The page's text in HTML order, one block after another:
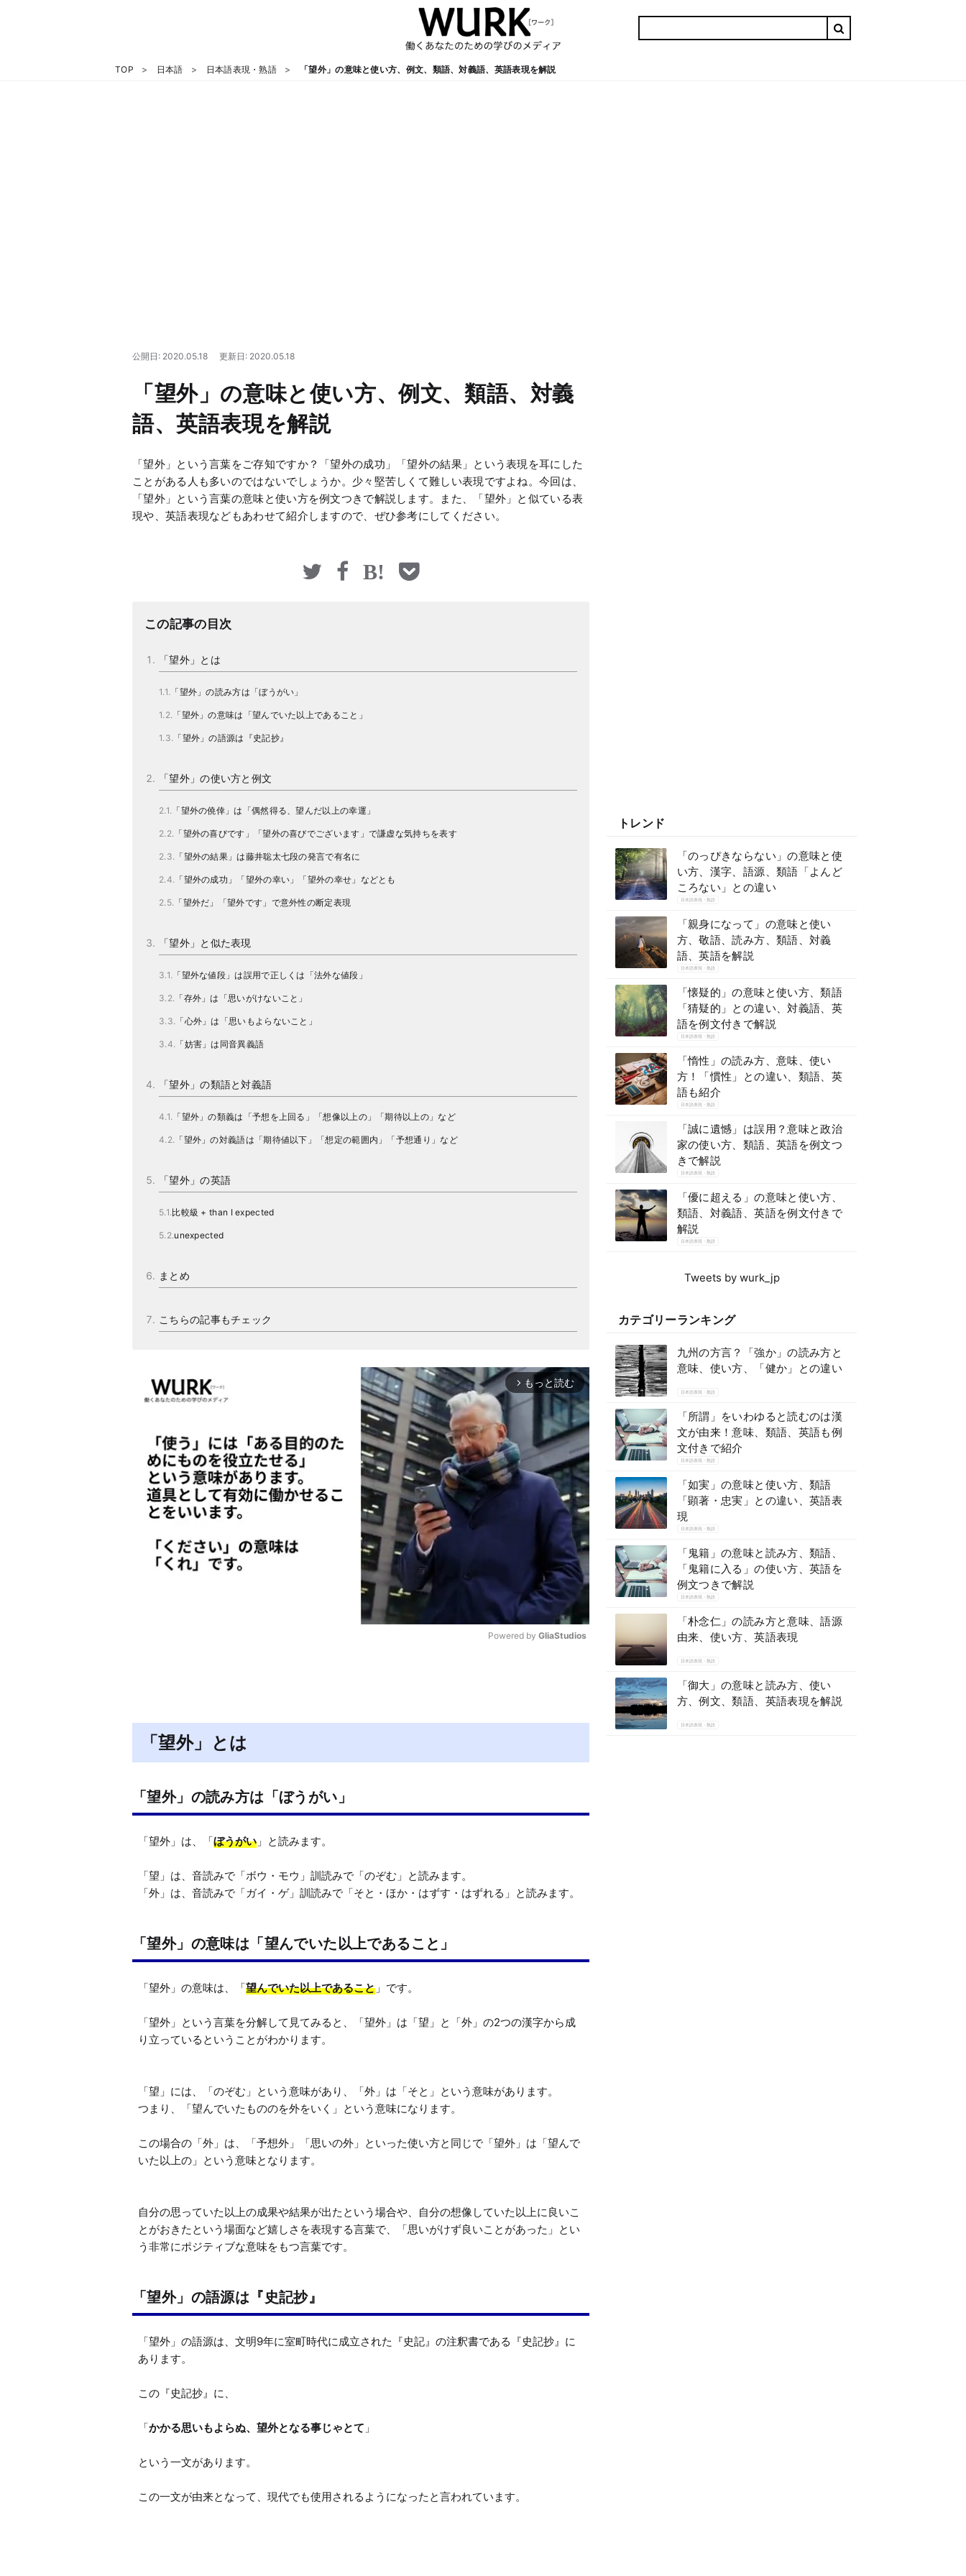
TOP 日本語 日本語表現・熟語 「望外」の意味と使い方、例文、類語、対義語、英語表現を解説
公開日: 2020.05.18 更新日: 2020.05.18
「望外」の意味と使い方、例文、類語、対義
語、英語表現を解説
「望外」という言葉をご存知ですか？「望外の成功」「望外の結果」という表現を耳にした
ことがある人も多いのではないでしょうか。少々堅苦しくて難しい表現ですよね。今回は、
「望外」という言葉の意味と使い方を例文つきで解説します。また、「望外」と似ている表
現や、英語表現などもあわせて紹介しますので、ぜひ参考にしてください。
この記事の目次
「望外」とは
「望外」の読み方は「ぼうがい」
「望外」の意味は「望んでいた以上であること」
「望外」の語源は『史記抄』
「望外」の使い方と例文
「望外の僥倖」は「偶然得る、望んだ以上の幸運」
「望外の喜びです」「望外の喜びでございます」で謙虚な気持ちを表す
「望外の結果」は藤井聡太七段の発言で有名に
「望外の成功」「望外の幸い」「望外の幸せ」などとも
「望外だ」「望外です」で意外性の断定表現
「望外」と似た表現
「望外な値段」は誤用で正しくは「法外な値段」
「存外」は「思いがけないこと」
「心外」は「思いもよらないこと」
「妨害」は同音異義語
「望外」の類語と対義語
「望外」の類義は「予想を上回る」「想像以上の」「期待以上の」など
「望外」の対義語は「期待値以下」「想定の範囲内」「予想通り」など
「望外」の英語
比較級 + than I expected
unexpected
まとめ
こちらの記事もチェック
arrow_forward_ios もっと読む
Powered by GliaStudios
「望外」とは
「望外」の読み方は「ぼうがい」
「望外」は、「ぼうがい 」と読みます。
「望」は、音読みで「ボウ・モウ」訓読みで「のぞむ」と読みます。
「外」は、音読みで「ガイ・ゲ」訓読みで「そと・ほか・はずす・はずれる」と読みます。
「望外」の意味は「望んでいた以上であること」
「望外」の意味は、「望んでいた以上であること 」です。
「望外」という言葉を分解して見てみると、「望外」は「望」と「外」の2つの漢字から成
り立っているということがわかります。
「望」には、「のぞむ」という意味があり、「外」は「そと」という意味があります。
つまり、「望んでいたもののを外をいく」という意味になります。
この場合の「外」は、「予想外」「思いの外」といった使い方と同じで「望外」は「望んで
いた以上の」という意味となります。
自分の思っていた以上の成果や結果が出たという場合や、自分の想像していた以上に良いこ
とがおきたという場面など嬉しさを表現する言葉で、「思いがけず良いことがあった」とい
う非常にポジティブな意味をもつ言葉です。
「望外」の語源は『史記抄』
「望外」の語源は、文明9年に室町時代に成立された『史記』の注釈書である『史記抄』に
あります。
この『史記抄』に、
「かかる思いもよらぬ、望外となる事じゃとて 」
という一文があります。
この一文が由来となって、現代でも使用されるようになったと言われています。
トレンド
「のっぴきならない」の意味と使
い方、漢字、語源、類語「よんど
ころない」との違い
日本語表現・熟語
「親身になって」の意味と使い
方、敬語、読み方、類語、対義
語、英語を解説
日本語表現・熟語
「懐疑的」の意味と使い方、類語
「猜疑的」との違い、対義語、英
語を例文付きで解説
日本語表現・熟語
「惰性」の読み方、意味、使い
方！「慣性」との違い、類語、英
語も紹介
日本語表現・熟語
「誠に遺憾」は誤用？意味と政治
家の使い方、類語、英語を例文つ
きで解説
日本語表現・熟語
「優に超える」の意味と使い方、
類語、対義語、英語を例文付きで
解説
日本語表現・熟語
Tweets by wurk_jp
カテゴリーランキング
九州の方言？「強か」の読み方と
意味、使い方、「健か」との違い
日本語表現・熟語
「所謂」をいわゆると読むのは漢
文が由来！意味、類語、英語も例
文付きで紹介
日本語表現・熟語
「如実」の意味と使い方、類語
「顕著・忠実」との違い、英語表
現
日本語表現・熟語
「鬼籍」の意味と読み方、類語、
「鬼籍に入る」の使い方、英語を
例文つきで解説
日本語表現・熟語
「朴念仁」の読み方と意味、語源
由来、使い方、英語表現
日本語表現・熟語
「御大」の意味と読み方、使い
方、例文、類語、英語表現を解説
日本語表現・熟語